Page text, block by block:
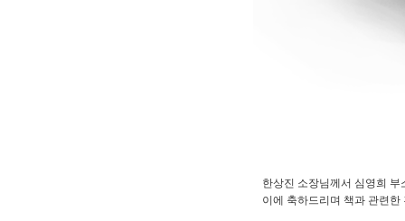
한상진 소장님께서 심영희
이에 축하드리며 책과 관련